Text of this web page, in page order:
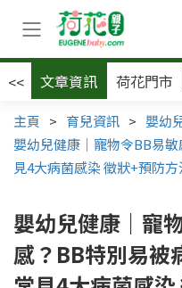
<< 文章資訊 荷花門市
主頁 > 育兒資訊 > 嬰幼
嬰幼兒健康｜寵物令BB易
見4大病菌感染 徵狀+預防方
嬰幼兒健康｜寵
感？BB特別易被